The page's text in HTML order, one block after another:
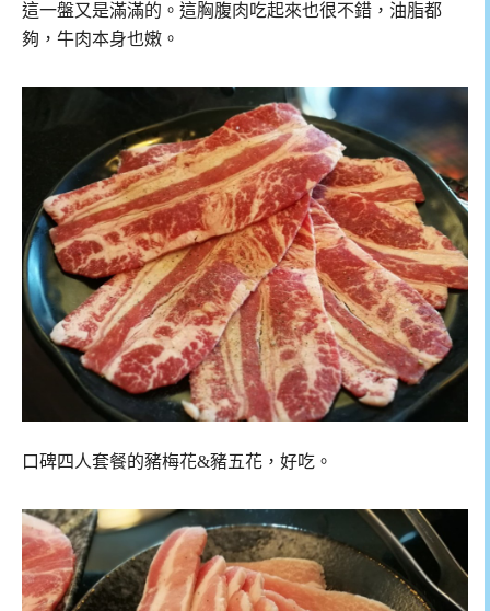
這一盤又是滿滿的。這胸腹肉吃起來也很不錯，油脂都
夠，牛肉本身也嫩。
口碑四人套餐的豬梅花&豬五花，好吃。